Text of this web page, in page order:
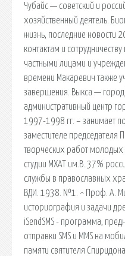
Чубайс — советский и
хозяйственный деятель.
жизнь, последние новости
контактам и
частными лицами и
времени Макаревич также
завершения. Выкса —
административный центр
1997-1998 гг. – занимает
заместителе председателя
творческих работ
студии МХАТ им.В. 37%
службы в православных
ВДИ. 1938. №1. ^ Проф. А.
историография и задачи
iSendSMS - программа,
отправки SMS и MMS на
памяти святителя